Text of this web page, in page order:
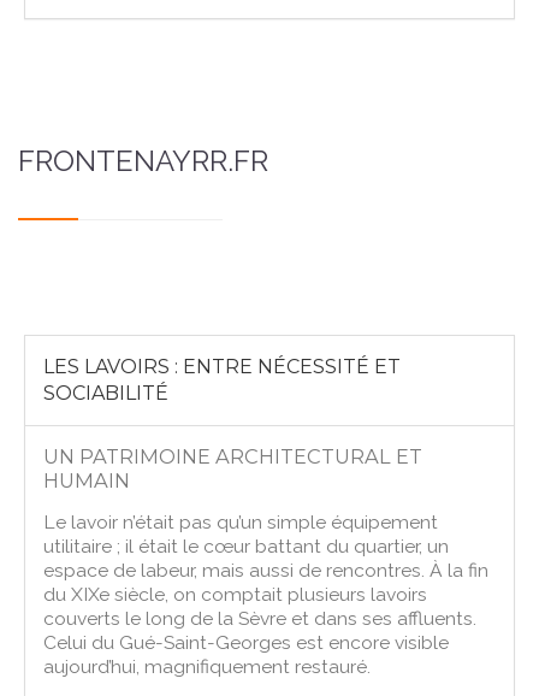
FRONTENAYRR.FR
LES LAVOIRS : ENTRE NÉCESSITÉ ET
SOCIABILITÉ
UN PATRIMOINE ARCHITECTURAL ET
HUMAIN
Le lavoir n’était pas qu’un simple équipement
utilitaire ; il était le cœur battant du quartier, un
espace de labeur, mais aussi de rencontres. À la fin
du XIXe siècle, on comptait plusieurs lavoirs
couverts le long de la Sèvre et dans ses affluents.
Celui du Gué-Saint-Georges est encore visible
aujourd’hui, magnifiquement restauré.